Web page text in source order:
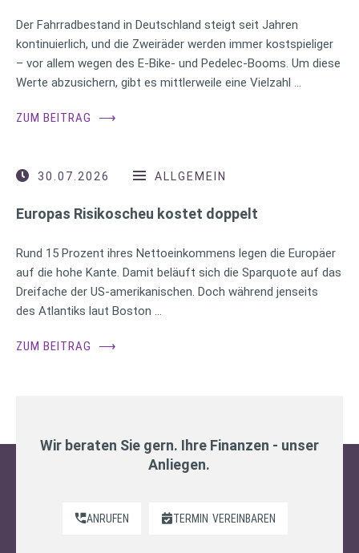
Der Fahrradbestand in Deutschland steigt seit Jahren
kontinuierlich, und die Zweiräder werden immer kostspieliger
– vor allem wegen des E-Bike- und Pedelec-Booms. Um diese
Werte abzusichern, gibt es mittlerweile eine Vielzahl …
ZUM BEITRAG ⟶
30.07.2026 ALLGEMEIN
Europas Risikoscheu kostet doppelt
Rund 15 Prozent ihres Nettoeinkommens legen die Europäer
auf die hohe Kante. Damit beläuft sich die Sparquote auf das
Dreifache der US-amerikanischen. Doch während jenseits
des Atlantiks laut Boston …
ZUM BEITRAG ⟶
Wir beraten Sie gern. Ihre Finanzen - unser
Anliegen.
ANRUFEN TERMIN VEREINBAREN